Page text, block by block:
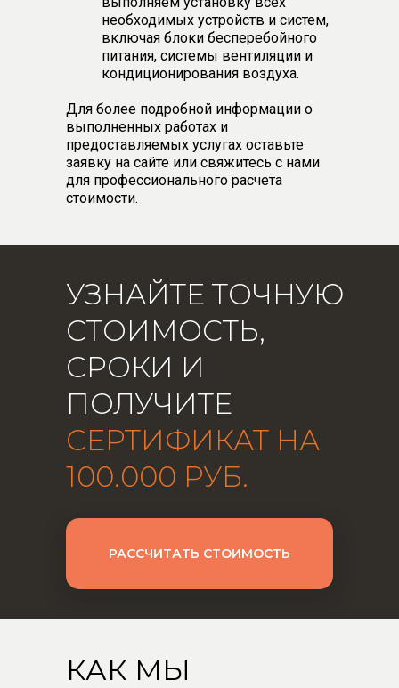
необходимых устройств и систем,
включая блоки бесперебойного
питания, системы вентиляции и
кондиционирования воздуха.
Для более подробной информации о
выполненных работах и
предоставляемых услугах оставьте
заявку на сайте или свяжитесь с нами
для профессионального расчета
стоимости.
УЗНАЙТЕ ТОЧНУЮ
СТОИМОСТЬ,
СРОКИ И
ПОЛУЧИТЕ
СЕРТИФИКАТ НА
100.000 РУБ.
РАССЧИТАТЬ СТОИМОСТЬ
КАК МЫ